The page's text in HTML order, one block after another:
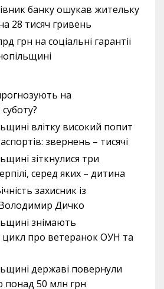
банку ошукав жительку
28 тисяч гривень
грн на соціальні гарантії
на
влітку високий попит
звернень – тисячі
зіткнулися три
серед яких – дитина
захисник із
Дичко
знімають
про ветеранок ОУН та
державі повернули
понад 50 млн грн